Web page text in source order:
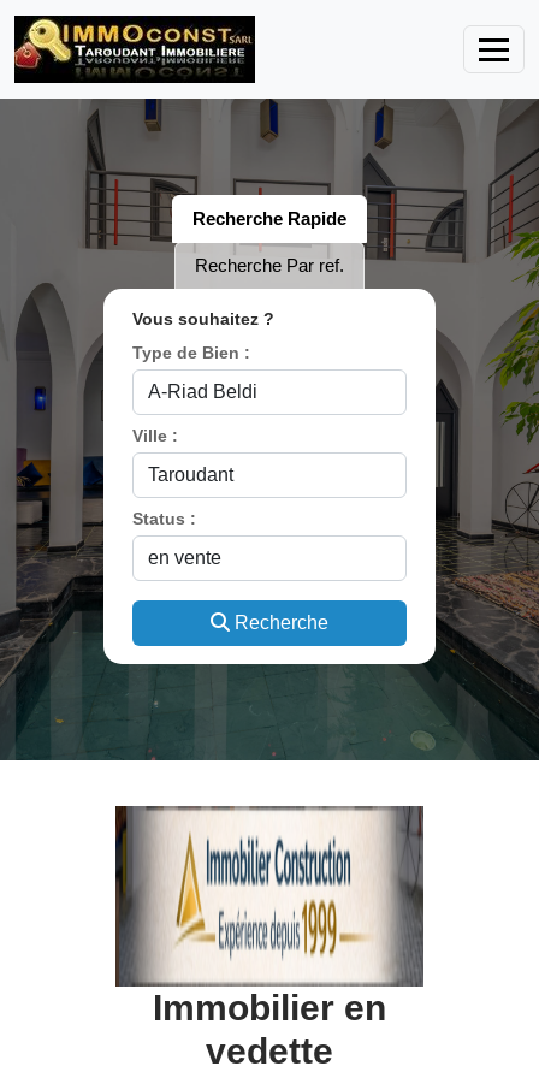
Recherche Rapide
Recherche Par ref.
Vous souhaitez ?
Type de Bien :
Ville :
Status :
Recherche
Immobilier en
vedette